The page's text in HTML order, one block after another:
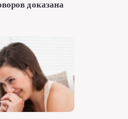
доказана